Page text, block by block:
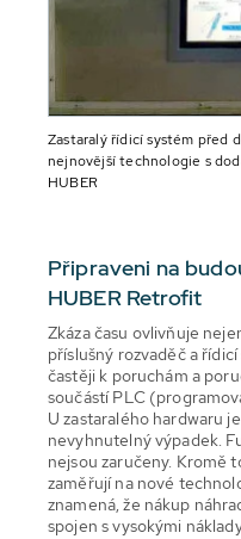
Zastaralý řídicí systém před
nejnovější technologie s
HUBER
Připraveni na
HUBER Retrofit
Zkáza času ovlivňuje
příslušný rozvaděč a
častěji k poruchám a
součástí PLC
U zastaralého hardwaru
nevyhnutelný výpadek.
nejsou zaručeny. Kromě
zaměřují na nové
znamená, že nákup
spojen s vysokými